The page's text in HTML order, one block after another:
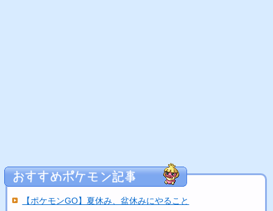
【ポケモンGO】夏休み、盆休みにやること